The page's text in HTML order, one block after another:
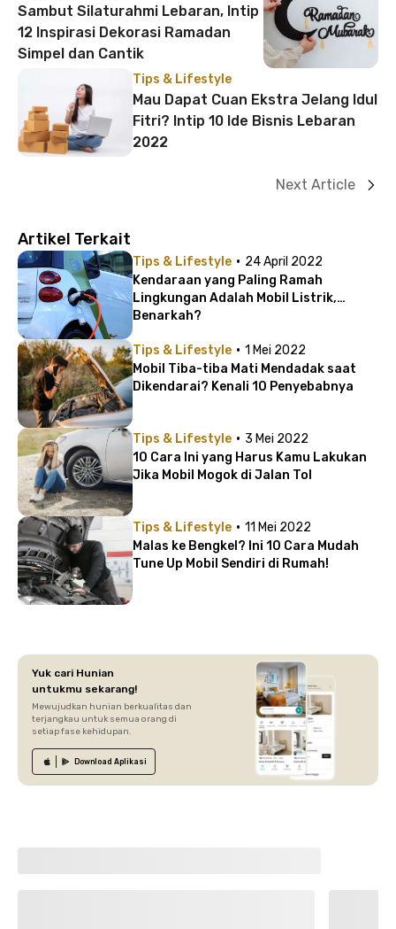
Sambut Silaturahmi Lebaran, Intip
12 Inspirasi Dekorasi Ramadan
Simpel dan Cantik
Tips & Lifestyle
Mau Dapat Cuan Ekstra Jelang Idul
Fitri? Intip 10 Ide Bisnis Lebaran
2022
Next Article
Artikel Terkait
Tips & Lifestyle · 24 April 2022
Kendaraan yang Paling Ramah
Lingkungan Adalah Mobil Listrik,
Benarkah?
Tips & Lifestyle · 1 Mei 2022
Mobil Tiba-tiba Mati Mendadak saat
Dikendarai? Kenali 10 Penyebabnya
Tips & Lifestyle · 3 Mei 2022
10 Cara Ini yang Harus Kamu Lakukan
Jika Mobil Mogok di Jalan Tol
Tips & Lifestyle · 11 Mei 2022
Malas ke Bengkel? Ini 10 Cara Mudah
Tune Up Mobil Sendiri di Rumah!
Yuk cari Hunian
untukmu sekarang!
Mewujudkan hunian berkualitas dan
terjangkau untuk semua orang di
setiap fase kehidupan.
Download Aplikasi